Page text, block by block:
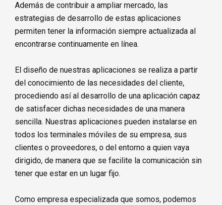
Además de contribuir a ampliar mercado, las
estrategias de desarrollo de estas aplicaciones
permiten tener la información siempre actualizada al
encontrarse continuamente en línea.
El diseño de nuestras aplicaciones se realiza a partir
del conocimiento de las necesidades del cliente,
procediendo así al desarrollo de una aplicación capaz
de satisfacer dichas necesidades de una manera
sencilla. Nuestras aplicaciones pueden instalarse en
todos los terminales móviles de su empresa, sus
clientes o proveedores, o del entorno a quien vaya
dirigido, de manera que se facilite la comunicación sin
tener que estar en un lugar fijo.
Como empresa especializada que somos, podemos